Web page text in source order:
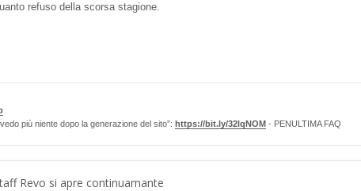
refuso della scorsa stagione.
più niente dopo la generazione del sito”: https://bit.ly/32lqNOM - PENULTIMA FAQ
Revo si apre continuamante